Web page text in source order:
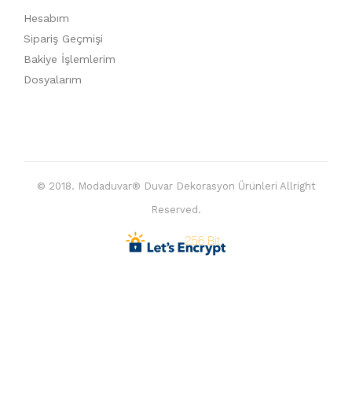
Hesabım
Sipariş Geçmişi
Bakiye İşlemlerim
Dosyalarım
© 2018. Modaduvar® Duvar Dekorasyon Ürünleri Allright
Reserved.